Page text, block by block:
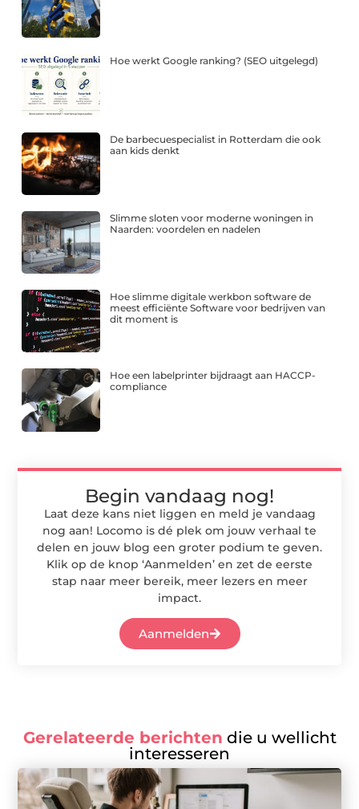
Hoe werkt Google ranking? (SEO uitgelegd)
De barbecuespecialist in Rotterdam die ook
aan kids denkt
Slimme sloten voor moderne woningen in
Naarden: voordelen en nadelen
Hoe slimme digitale werkbon software de
meest efficiënte Software voor bedrijven van
dit moment is
Hoe een labelprinter bijdraagt aan HACCP-
compliance
Begin vandaag nog!
Laat deze kans niet liggen en meld je vandaag
nog aan! Locomo is dé plek om jouw verhaal te
delen en jouw blog een groter podium te geven.
Klik op de knop ‘Aanmelden’ en zet de eerste
stap naar meer bereik, meer lezers en meer
impact.
Aanmelden
Gerelateerde berichten die u wellicht
interesseren